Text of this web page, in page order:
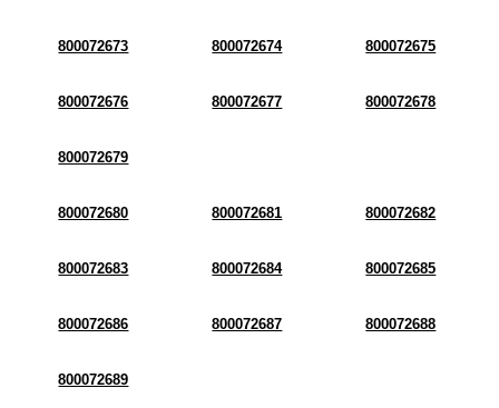
800072673 800072674 800072675
800072676 800072677 800072678
800072679
800072680 800072681 800072682
800072683 800072684 800072685
800072686 800072687 800072688
800072689